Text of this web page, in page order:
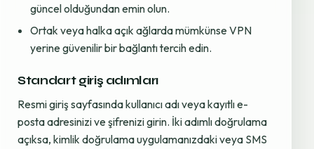
güncel olduğundan emin olun.
Ortak veya halka açık ağlarda mümkünse VPN
yerine güvenilir bir bağlantı tercih edin.
Standart giriş adımları
Resmi giriş sayfasında kullanıcı adı veya kayıtlı e-
posta adresinizi ve şifrenizi girin. İki adımlı doğrulama
açıksa, kimlik doğrulama uygulamanızdaki veya SMS